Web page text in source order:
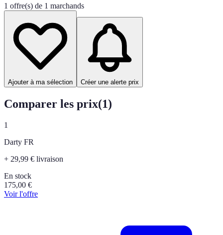
1 offre(s) de 1 marchands
Ajouter à ma sélection Créer une alerte prix
Comparer les prix(1)
1
Darty FR
+ 29,99 € livraison
En stock
175,00 €
Voir l'offre